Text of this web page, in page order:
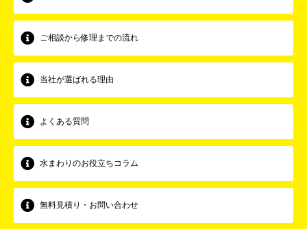
ご相談から修理までの流れ
当社が選ばれる理由
よくある質問
水まわりのお役立ちコラム
無料見積り・お問い合わせ